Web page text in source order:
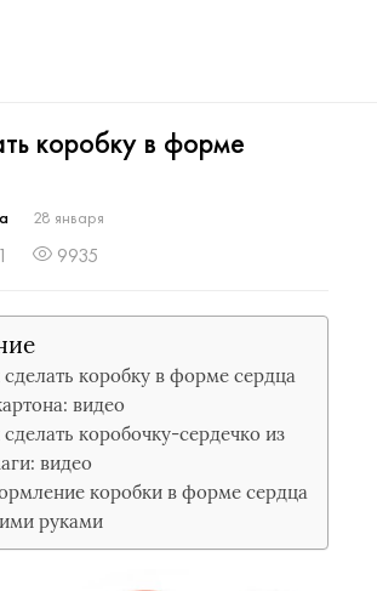
коробку в форме
28 января
1 9935
сделать коробку в форме сердца
видео
сделать коробочку-сердечко из
видео
коробки в форме сердца
руками